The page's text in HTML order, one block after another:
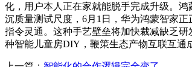
化，用户本人正在家就能脱手完成升级。
沉质量测试尺度，6月1日，华为鸿蒙智家
指令灵通。这种手艺壁垒将加快裁减缺乏
种智能儿童房DIY，鞭策生态产物互联互通